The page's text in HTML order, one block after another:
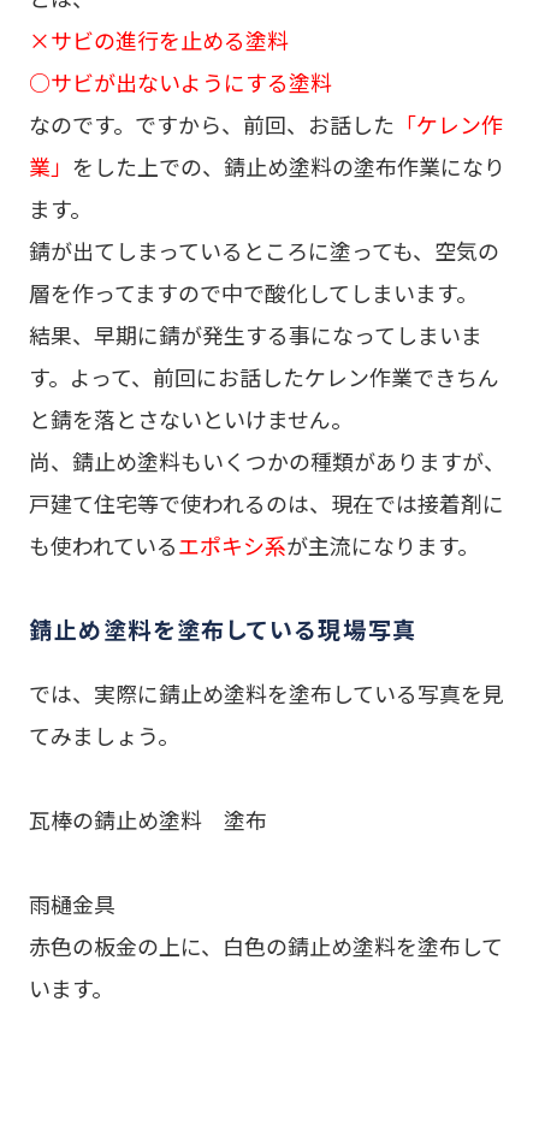
×サビの進行を止める塗料
○サビが出ないようにする塗料
なのです。ですから、前回、お話した 「ケレン作
業」 をした上での、錆止め塗料の塗布作業になり
ます。
錆が出てしまっているところに塗っても、空気の
層を作ってますので中で酸化してしまいます。
結果、早期に錆が発生する事になってしまいま
す。よって、前回にお話したケレン作業できちん
と錆を落とさないといけません。
尚、錆止め塗料もいくつかの種類がありますが、
戸建て住宅等で使われるのは、現在では接着剤に
も使われているエポキシ系が主流になります。
錆止め塗料を塗布している現場写真
では、実際に錆止め塗料を塗布している写真を見
てみましょう。
瓦棒の錆止め塗料 塗布
雨樋金具
赤色の板金の上に、白色の錆止め塗料を塗布して
います。